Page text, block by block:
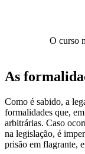
O curso
As
Como é sabido, a
formalidades que,
arbitrárias. Caso
na legislação, é
prisão em flagrante,